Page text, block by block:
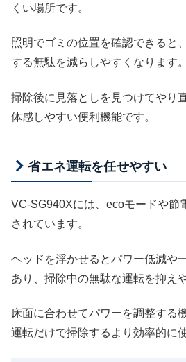
くい場所です。
照明でゴミの位置を確認できると
する無駄を減らしやすくなります。
掃除後に見落としを見つけてやり
体感しやすい便利機能です。
省エネ運転を任せやすい
VC-SG940Xには、ecoモードや節
されています。
ヘッドを浮かせるとパワー低減や
あり、掃除中の無駄な運転を抑え
床面に合わせてパワーを調整する
運転だけで掃除するより効率的に